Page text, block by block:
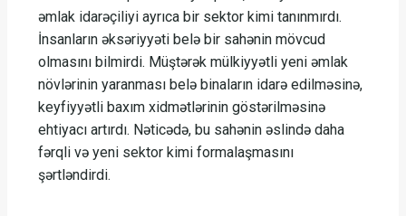
əmlak idarəçiliyi ayrıca bir sektor kimi tanınmırdı.
İnsanların əksəriyyəti belə bir sahənin mövcud
olmasını bilmirdi. Müştərək mülkiyyətli yeni əmlak
növlərinin yaranması belə binaların idarə edilməsinə,
keyfiyyətli baxım xidmətlərinin göstərilməsinə
ehtiyacı artırdı. Nəticədə, bu sahənin əslində daha
fərqli və yeni sektor kimi formalaşmasını
şərtləndirdi.